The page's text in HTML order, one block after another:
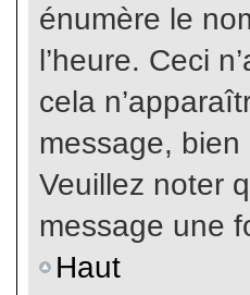
énumère le
l’heure. Ceci
cela
message,
Veuillez noter
message une
Haut